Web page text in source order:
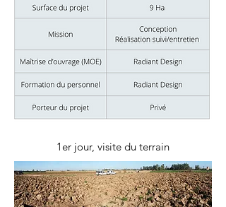
1er jour, visite du terrain